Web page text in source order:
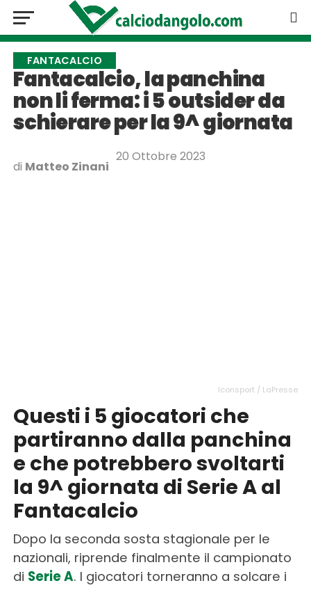
FANTACALCIO
Fantacalcio, la panchina
non li ferma: i 5 outsider da
schierare per la 9^ giornata
di Matteo Zinani
20 Ottobre 2023
Iconsport / LaPresse
Questi i 5 giocatori che
partiranno dalla panchina
e che potrebbero svoltarti
la 9^ giornata di Serie A al
Fantacalcio
Dopo la seconda sosta stagionale per le
nazionali, riprende finalmente il campionato
di Serie A. I giocatori torneranno a solcare i